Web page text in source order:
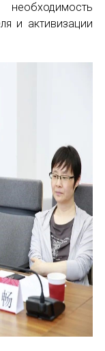
и активизации